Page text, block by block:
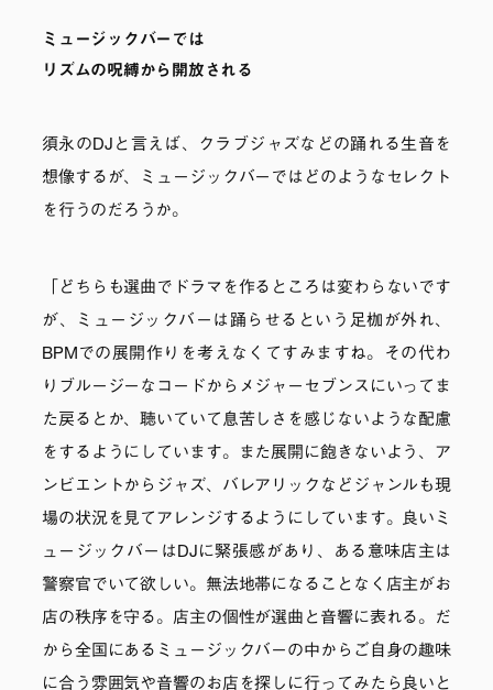
ミュージックバーでは
リズムの呪縛から開放される
須永のDJと言えば、クラブジャズなどの踊れる生音を
想像するが、ミュージックバーではどのようなセレクト
を行うのだろうか。
「どちらも選曲でドラマを作るところは変わらないです
が、ミュージックバーは踊らせるという足枷が外れ、
BPMでの展開作りを考えなくてすみますね。その代わ
りブルージーなコードからメジャーセブンスにいってま
た戻るとか、聴いていて息苦しさを感じないような配慮
をするようにしています。また展開に飽きないよう、ア
ンビエントからジャズ、バレアリックなどジャンルも現
場の状況を見てアレンジするようにしています。良いミ
ュージックバーはDJに緊張感があり、ある意味店主は
警察官でいて欲しい。無法地帯になることなく店主がお
店の秩序を守る。店主の個性が選曲と音響に表れる。だ
から全国にあるミュージックバーの中からご自身の趣味
に合う雰囲気や音響のお店を探しに行ってみたら良いと